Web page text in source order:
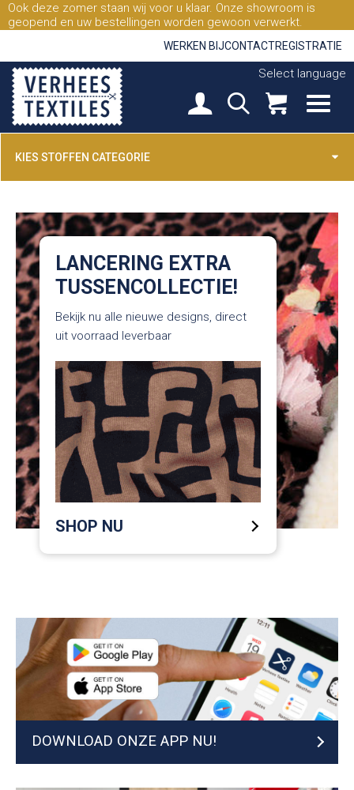
Ook deze zomer staan wij voor u klaar. Onze showroom is
geopend en uw bestellingen worden gewoon verwerkt.
WERKEN BIJCONTACTREGISTRATIE
Select language
KIES STOFFEN CATEGORIE
LANCERING EXTRA
TUSSENCOLLECTIE!
Bekijk nu alle nieuwe designs, direct
uit voorraad leverbaar
SHOP NU
DOWNLOAD ONZE APP NU!